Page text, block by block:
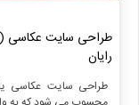
طراحی سایت عکاسی
رایان
طراحی سایت عکاسی